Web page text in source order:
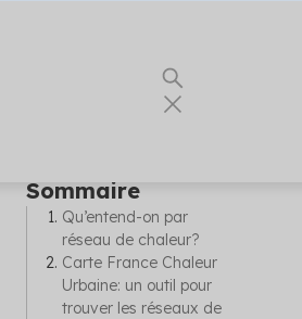
du
vous les
Sommaire
Qu’entend-on par
réseau de chaleur?
Carte France Chaleur
Urbaine: un outil pour
trouver les réseaux de